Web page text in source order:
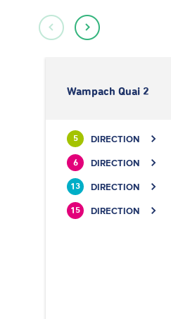
Wampach Quai 2
5 DIRECTION
6 DIRECTION
13 DIRECTION
15 DIRECTION